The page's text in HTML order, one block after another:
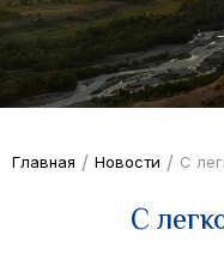
Главная / Новости / С
С